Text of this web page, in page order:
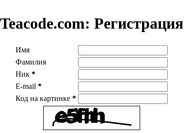
Teacode.com: Регистрация
Имя
Фамилия
Ник *
E-mail *
Код на картинке *